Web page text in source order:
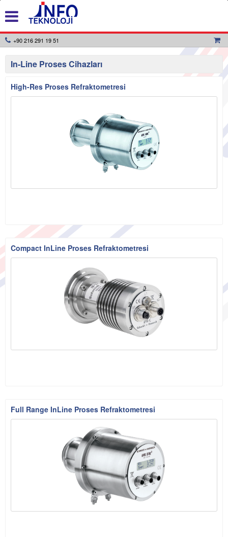
+90 216 291 19 51
In-Line Proses Cihazları
High-Res Proses Refraktometresi
Compact InLine Proses Refraktometresi
Full Range InLine Proses Refraktometresi